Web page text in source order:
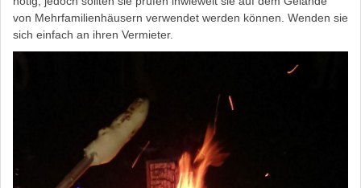
von Mehrfamilienhäusern verwendet werden können. Wenden sie
sich einfach an ihren Vermieter.